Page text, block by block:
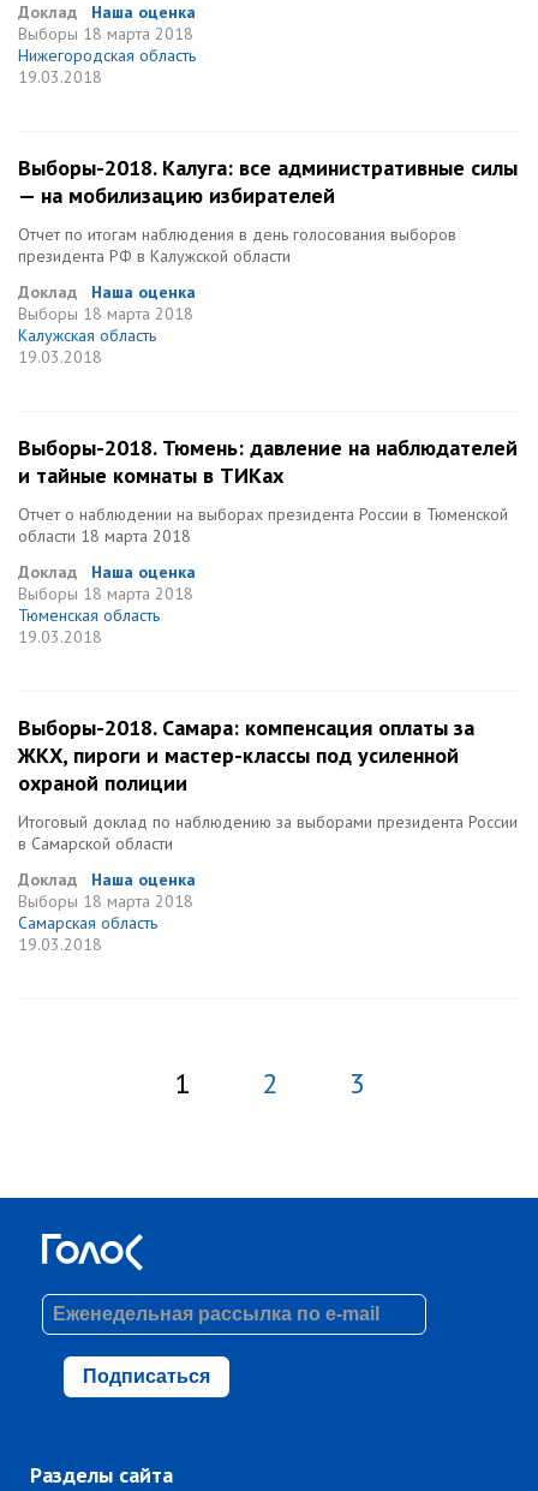
Доклад
Наша оценка
Выборы 18 марта 2018
Нижегородская область
19.03.2018
Выборы-2018. Калуга: все административные силы
— на мобилизацию избирателей
Отчет по итогам наблюдения в день голосования выборов
президента РФ в Калужской области
Доклад
Наша оценка
Выборы 18 марта 2018
Калужская область
19.03.2018
Выборы-2018. Тюмень: давление на наблюдателей
и тайные комнаты в ТИКах
Отчет о наблюдении на выборах президента России в Тюменской
области 18 марта 2018
Доклад
Наша оценка
Выборы 18 марта 2018
Тюменская область
19.03.2018
Выборы-2018. Самара: компенсация оплаты за
ЖКХ, пироги и мастер-классы под усиленной
охраной полиции
Итоговый доклад по наблюдению за выборами президента России
в Самарской области
Доклад
Наша оценка
Выборы 18 марта 2018
Самарская область
19.03.2018
1 2 3
Подписаться
Разделы сайта